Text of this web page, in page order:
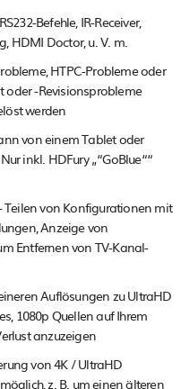
Befehle, IR-Receiver,
HDMI Doctor, u. V. m.
HTPC-Probleme oder
-Revisionsprobleme
werden
von einem Tablet oder
inkl. HDFury „“GoBlue““
Teilen von Konfigurationen mit
Anzeige von
Entfernen von TV-Kanal-
Auflösungen zu UltraHD
1080p Quellen auf Ihrem
anzuzeigen
von 4K / UltraHD
z. B. um einen älteren